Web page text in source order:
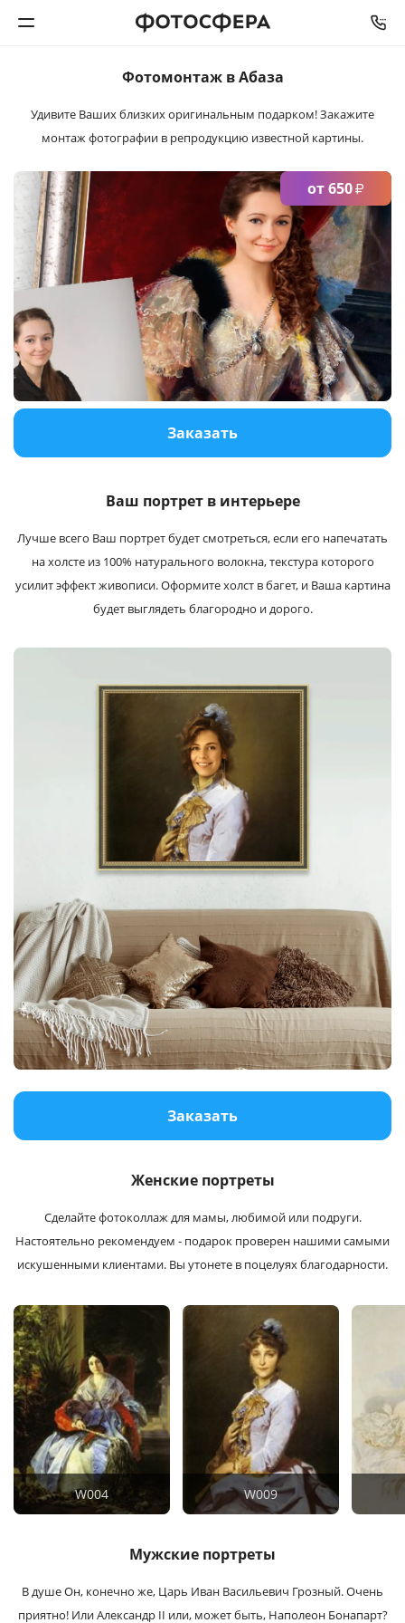
Фотокниги
Календари
Интерьерная печать
Фотоподарки
Багетная мастерская
Полиграфия
Фотомонтаж в Абаза
Удивите Ваших близких оригинальным подарком!Закажите
монтаж фотографии в репродукцию известной картины.
СРОК ИЗГОТОВЛЕНИЯ ОТ2 ДНЕЙ
от 650₽
Заказать
Ваш портрет в интерьере
Лучше всего Ваш портрет будет cмотреться, если его напечатать
на холсте из 100% натурального волокна, текстура которого
усилит эффект живописи. Оформите холст в багет, и Ваша картина
будет выглядеть благородно и дорого.
Заказать
Женские портреты
Сделайте фотоколлаж для мамы, любимой или подруги.
Настоятельно рекомендуем - подарок проверен нашими самыми
искушенными клиентами. Вы утонете в поцелуях благодарности.
W004 W009
Мужские портреты
В душе Он, конечно же, Царь Иван Васильевич Грозный. Очень
приятно! Или Александр II или, может быть, Наполеон Бонапарт?